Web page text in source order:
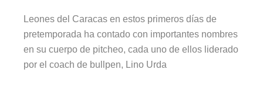
Leones del Caracas en estos primeros días de
pretemporada ha contado con importantes nombres
en su cuerpo de pitcheo, cada uno de ellos liderado
por el coach de bullpen, Lino Urda